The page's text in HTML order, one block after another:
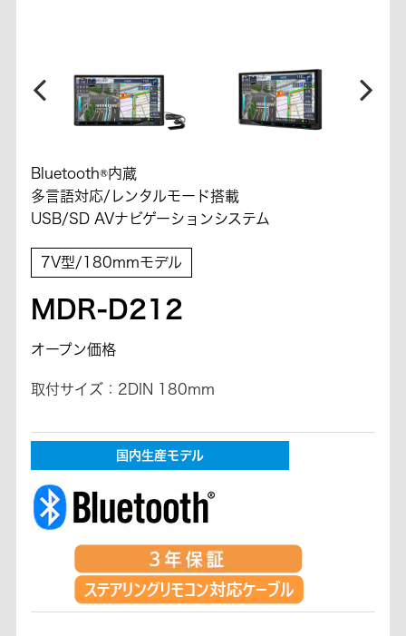
Bluetooth®内蔵
多言語対応/レンタルモード搭載
USB/SD AVナビゲーションシステム
7V型/180mmモデル
MDR-D212
オープン価格
取付サイズ：2DIN 180mm
国内生産モデル